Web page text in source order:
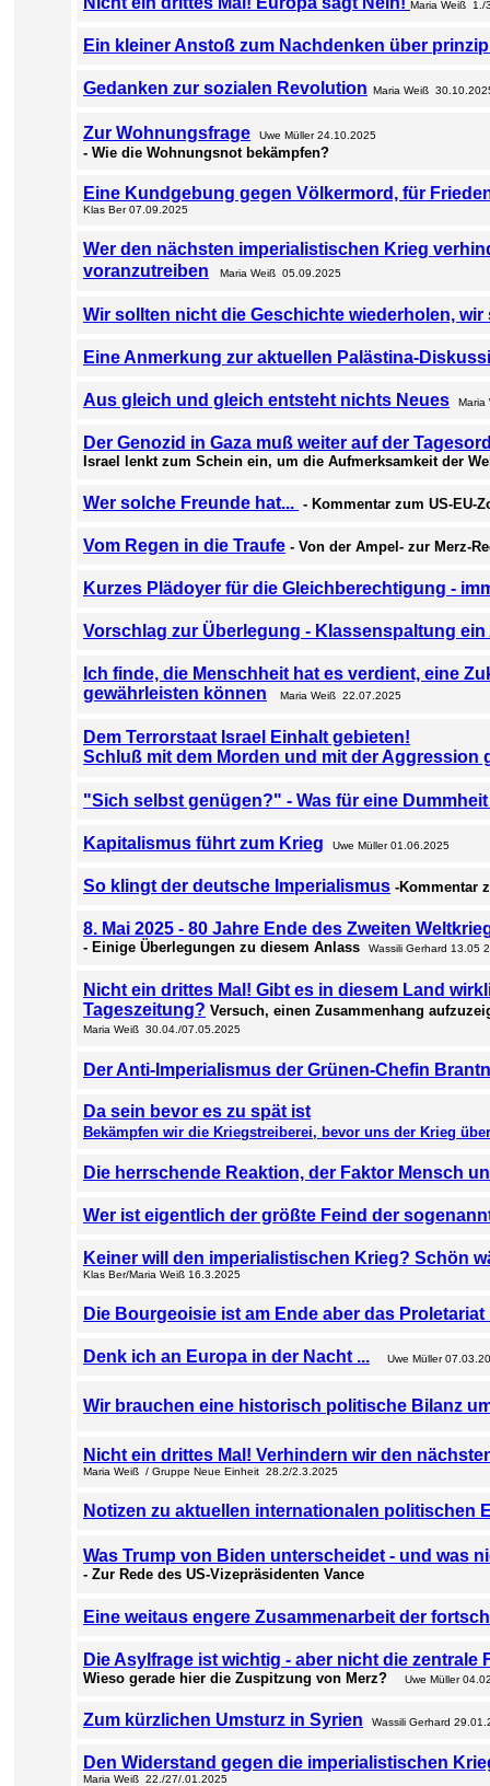
Maria Weiß 1./
Ein kleiner Anstoß zum Nachdenken über
Gedanken zur sozialen Revolution Maria Weiß
Zur Wohnungsfrage Uwe Müller 24.10.2025
- Wie die Wohnungsnot bekämpfen?
Eine Kundgebung gegen Völkermord, für
Klas Ber 07.09.2025
Wer den nächsten imperialistischen Krieg
voranzutreiben
Maria Weiß 05.09.2025
Wir sollten nicht die Geschichte wiederholen,
Eine Anmerkung zur aktuellen Palästina-
Aus gleich und gleich entsteht nichts Neues Maria
Der Genozid in Gaza muß weiter auf der
Israel lenkt zum Schein ein, um die Aufmerksamkeit der
Wer solche Freunde hat... - Kommentar zum US-EU-
Vom Regen in die Traufe - Von der Ampel- zur Merz-
Kurzes Plädoyer für die Gleichberechtigung -
Vorschlag zur Überlegung - Klassenspaltung
Ich finde, die Menschheit hat es verdient, eine
gewährleisten können
Maria Weiß 22.07.2025
Dem Terrorstaat Israel Einhalt gebieten!
Schluß mit dem Morden und mit der Aggression
"Sich selbst genügen?" - Was für eine
Kapitalismus führt zum Krieg Uwe Müller 01.06.2025
So klingt der deutsche Imperialismus -Kommentar
8. Mai 2025 - 80 Jahre Ende des Zweiten
- Einige Überlegungen zu diesem Anlass Wassili Gerhard 13.05
Nicht ein drittes Mal! Gibt es in diesem Land
Tageszeitung? Versuch, einen Zusammenhang
Maria Weiß 30.04./07.05.2025
Der Anti-Imperialismus der Grünen-Chefin
Da sein bevor es zu spät ist
Bekämpfen wir die Kriegstreiberei, bevor uns der Krieg
Die herrschende Reaktion, der Faktor Mensch
Wer ist eigentlich der größte Feind der
Keiner will den imperialistischen Krieg? Schön
Klas Ber/Maria Weiß 16.3.2025
Die Bourgeoisie ist am Ende aber das
Denk ich an Europa in der Nacht ... Uwe Müller
Wir brauchen eine historisch politische Bilanz
Nicht ein drittes Mal! Verhindern wir den
Maria Weiß / Gruppe Neue Einheit 28.2/2.3.2025
Notizen zu aktuellen internationalen politischen
Was Trump von Biden unterscheidet - und was
- Zur Rede des US-Vizepräsidenten Vance
Eine weitaus engere Zusammenarbeit der
Die Asylfrage ist wichtig - aber nicht die zentrale
Wieso gerade hier die Zuspitzung von Merz? Uwe Müller
Zum kürzlichen Umsturz in Syrien Wassili Gerhard
Den Widerstand gegen die imperialistischen
Maria Weiß 22./27/.01.2025